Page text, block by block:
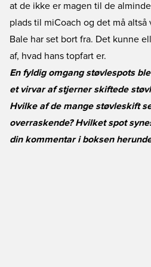
at de ikke er magen til de
plads til miCoach og det må
Bale har set bort fra. Det kunne
af, hvad hans topfart er.
En fyldig omgang støvlespots
et virvar af stjerner skiftede
Hvilke af de mange støvleskift
overraskende? Hvilket spot
din kommentar i boksen